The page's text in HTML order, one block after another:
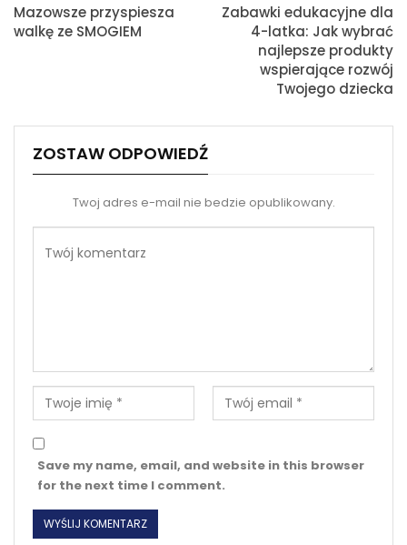
Mazowsze przyspiesza
walkę ze SMOGIEM
Zabawki edukacyjne dla
4-latka: Jak wybrać
najlepsze produkty
wspierające rozwój
Twojego dziecka
ZOSTAW ODPOWIEDŹ
Twoj adres e-mail nie bedzie opublikowany.
Save my name, email, and website in this browser
for the next time I comment.